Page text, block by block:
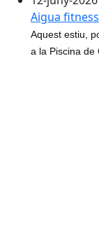
Aigua
Aquest estiu,
a la Piscina de